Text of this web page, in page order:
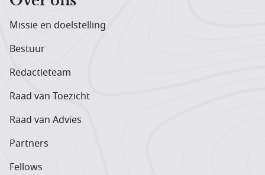
Missie en doelstelling
Bestuur
Redactieteam
Raad van Toezicht
Raad van Advies
Partners
Fellows